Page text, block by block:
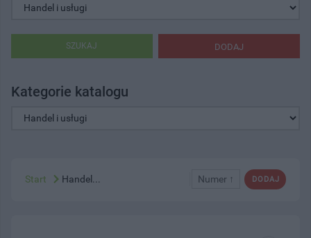
DODAJ
SZUKAJ
Kategorie katalogu
DODAJ
Numer ↑
Start Handel...